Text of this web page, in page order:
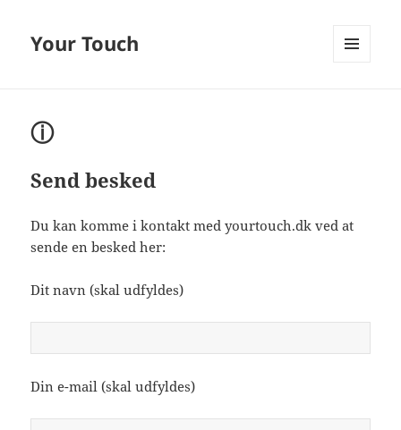
Your Touch
ⓘ
Send besked
Du kan komme i kontakt med yourtouch.dk ved at
sende en besked her:
Dit navn (skal udfyldes)
Din e-mail (skal udfyldes)